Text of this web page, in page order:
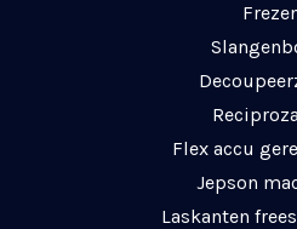
Flex accu
Jepson
Laskanten